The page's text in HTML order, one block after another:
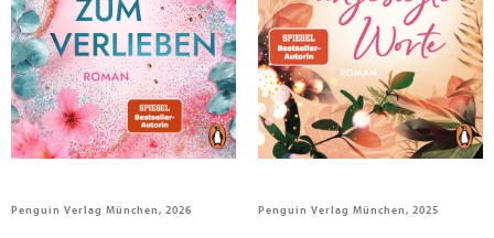
Louis, Lia
21 Tage zum Verlieben
Penguin Verlag München, 2026
Louis, Lia
Tausend ungesagte Worte
Penguin Verlag München, 2025